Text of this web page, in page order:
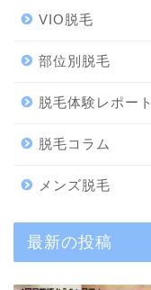
VIO脱毛
部位別脱毛
脱毛体験レポート
脱毛コラム
メンズ脱毛
最新の投稿